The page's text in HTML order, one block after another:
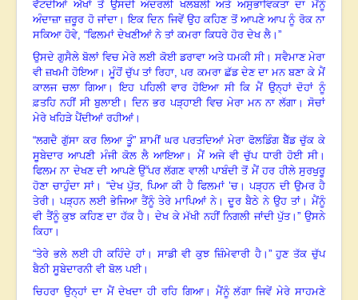
ਵੱਟਦੀਆਂ ਅੱਖਾਂ ਤੋਂ ਉਸਦੀ ਅੰਦਰਲੀ ਖਲਬਲੀ ਅਤੇ ਅਸੁਭਾਵਿਕਤਾ ਦਾ ਮੈਂਨੂੰ
ਅੰਦਾਜ਼ਾ ਜ਼ਰੂਰ ਹੋ ਜਾਂਦਾ। ਇਕ ਦਿਨ ਜਿਵੇਂ ਉਹ ਕਹਿਣ ਤੋਂ ਆਪਣੇ ਆਪ ਨੂੰ ਰੋਕ ਨਾ
ਸਕਿਆ ਹੋਵੇ, “ਫਿਲਮਾਂ ਦੇਖਣੀਆਂ ਨੇ ਤਾਂ ਕਮਰਾ ਕਿਧਰੇ ਹੋਰ ਦੇਖ ਲੈ। ”
ਉਸਦੇ ਗੁਸੈਲੇ ਬੋਲਾਂ ਵਿਚ ਮੇਰੇ ਲਈ ਕੋਈ ਡਰਾਵਾ ਅਤੇ ਧਮਕੀ ਸੀ। ਸਵੈਮਾਣ ਮੇਰਾ
ਵੀ ਜ਼ਖਮੀ ਹੋਇਆ। ਮੂੰਹੋਂ ਚੁੱਪ ਤਾਂ ਰਿਹਾ,ਪਰ ਕਮਰਾ ਛੱਡ ਦੇਣ ਦਾ ਮਨ ਬਣਾ ਕੇ ਮੈਂ
ਕਾਲਜ ਚਲਾ ਗਿਆ। ਇਹ ਪਹਿਲੀ ਵਾਰ ਹੋਇਆ ਸੀ ਕਿ ਮੈਂ ਉਨ੍ਹਾਂ ਦੋਹਾਂ ਨੂੰ
ਫ਼ਤਹਿ ਨਹੀਂ ਸੀ ਬੁਲਾਈ। ਦਿਨ ਭਰ ਪੜ੍ਹਾਈ ਵਿਚ ਮੇਰਾ ਮਨ ਨਾ ਲੱਗਾ। ਸੋਚਾਂ
ਮੇਰੇ ਖਹਿੜੇ ਪੈਂਦੀਆਂ ਰਹੀਆਂ।
“ਲਗਦੈ ਗੁੱਸਾ ਕਰ ਲਿਆ ਤੂੰ” ਸ਼ਾਮੀਂ ਘਰ ਪਰਤਦਿਆਂ ਮੇਰਾ ਫੋਲਡਿੰਗ ਬੈੱਡ ਚੁੱਕ ਕੇ
ਸੂਬੇਦਾਰ ਆਪਣੀ ਮੰਜੀ ਕੋਲ ਲੈ ਆਇਆ। ਮੈਂ ਅਜੇ ਵੀ ਚੁੱਪ ਧਾਰੀ ਹੋਈ ਸੀ।
ਫਿਲਮ ਨਾ ਦੇਖਣ ਦੀ ਆਪਣੇ ਉੱਪਰ ਲੱਗਣ ਵਾਲੀ ਪਾਬੰਦੀ ਤੋਂ ਮੈਂ ਹਰ ਹੀਲੇ ਸੁਰਖੁਰੂ
ਹੋਣਾ ਚਾਹੁੰਦਾ ਸਾਂ। “ਦੇਖ ਪੁੱਤ,ਪਿਆ ਕੀ ਹੈ ਫਿਲਮਾਂ’ਚ। ਪੜ੍ਹਨ ਦੀ ਉਮਰ ਹੈ
ਤੇਰੀ। ਪੜ੍ਹਨ ਲਈ ਭੇਜਿਆ ਤੈਂਨੂੰ ਤੇਰੇ ਮਾਪਿਆਂ ਨੇ। ਦੂਰ ਬੈਠੇ ਨੇ ਉਹ ਤਾਂ। ਮੈਂਨੂੰ
ਵੀ ਤੈਂਨੂੰ ਕੁਝ ਕਹਿਣ ਦਾ ਹੱਕ ਹੈ। ਦੇਖ ਕੇ ਮੱਖੀ ਨਹੀਂ ਨਿਗਲੀ ਜਾਂਦੀ ਪੁੱਤ।”ਉਸਨੇ
ਕਿਹਾ।
“ਤੇਰੇ ਭਲੇ ਲਈ ਹੀ ਕਹਿੰਦੇ ਹਾਂ। ਸਾਡੀ ਵੀ ਕੁਝ ਜ਼ਿੰਮੇਵਾਰੀ ਹੈ। ”ਹੁਣ ਤੱਕ ਚੁੱਪ
ਬੈਠੀ ਸੂਬੇਦਾਰਨੀ ਵੀ ਬੋਲ ਪਈ।
ਚਿਹਰਾ ਉਨ੍ਹਾਂ ਦਾ ਮੈਂ ਦੇਖਦਾ ਹੀ ਰਹਿ ਗਿਆ। ਮੈਂਨੂੰ ਲੱਗਾ ਜਿਵੇਂ ਮੇਰੇ ਸਾਹਮਣੇ